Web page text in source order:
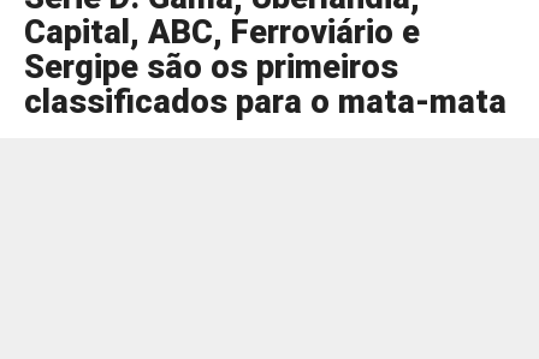
Capital, ABC, Ferroviário e
Sergipe são os primeiros
classificados para o mata-mata